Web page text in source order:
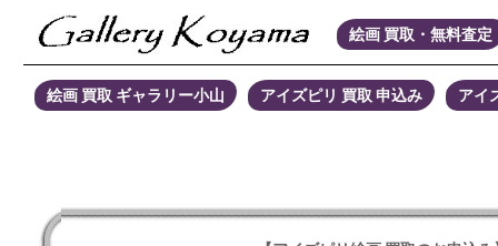
絵画 買取・無料査定
絵画 買取 ギャラリー小山 アイズピリ 買取 申込み アイ